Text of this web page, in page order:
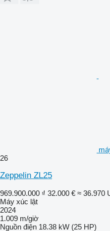
26
Zeppelin ZL25
969.900.000 ₫ 32.000 € ≈ 36.970
Máy xúc lật
2024
1.009 m/giờ
Nguồn điện 18.38 kW (25 HP)